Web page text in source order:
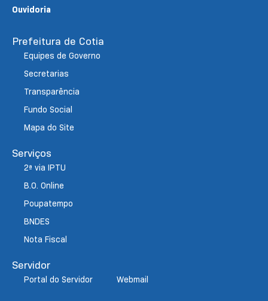
Ouvidoria
Prefeitura de Cotia
Equipes de Governo
Secretarias
Transparência
Fundo Social
Mapa do Site
Serviços
2ª via IPTU
B.O. Online
Poupatempo
BNDES
Nota Fiscal
Servidor
Portal do Servidor Webmail